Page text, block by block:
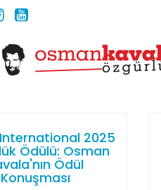
2025
Ödülü: Osman
Ödül
Konuşması